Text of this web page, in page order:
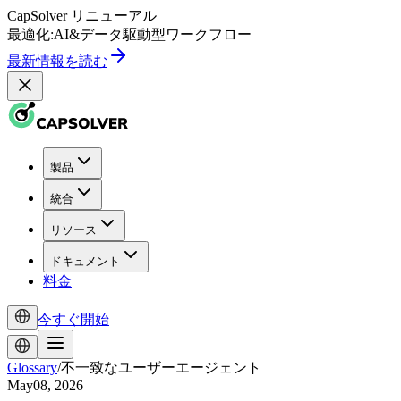
CapSolver リニューアル
最適化:AI&データ駆動型ワークフロー
最新情報を読む
製品
統合
リソース
ドキュメント
料金
今すぐ開始
Glossary/不一致なユーザーエージェント
May08, 2026